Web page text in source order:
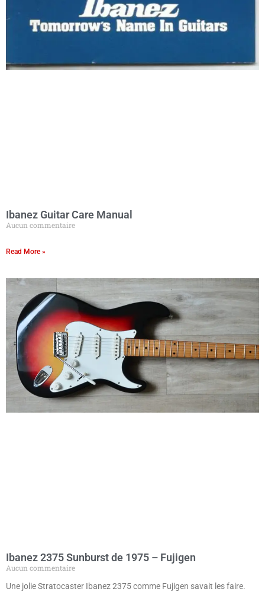
Ibanez Guitar Care Manual
Aucun commentaire
Read More »
Ibanez 2375 Sunburst de 1975 – Fujigen
Aucun commentaire
Une jolie Stratocaster Ibanez 2375 comme Fujigen savait les faire.